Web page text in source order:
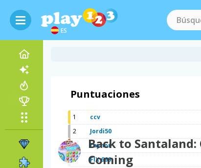
ES
Back to
Coming
Puntuaciones
1 ccv
2
Jordi50
3
raynor
4
FIX 666